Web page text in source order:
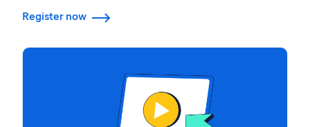
Register now